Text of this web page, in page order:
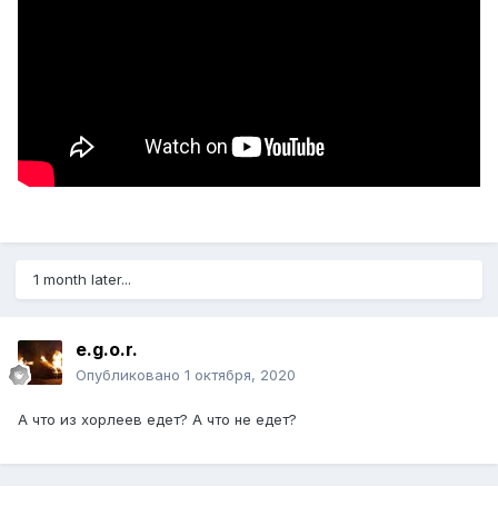
1 month later...
e.g.o.r.
Опубликовано 1 октября, 2020
А что из хорлеев едет? А что не едет?